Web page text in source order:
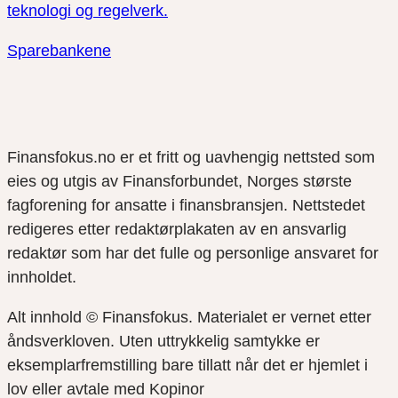
teknologi og regelverk.
Sparebankene
Finansfokus.no er et fritt og uavhengig nettsted som
eies og utgis av Finansforbundet, Norges største
fagforening for ansatte i finansbransjen. Nettstedet
redigeres etter redaktørplakaten av en ansvarlig
redaktør som har det fulle og personlige ansvaret for
innholdet.
Alt innhold © Finansfokus. Materialet er vernet etter
åndsverkloven. Uten uttrykkelig samtykke er
eksemplarfremstilling bare tillatt når det er hjemlet i
lov eller avtale med Kopinor